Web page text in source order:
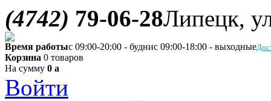
(4742) 79-06-28Липецк,
Время работыс 09:00-20:00 - буднис 09:00-18:00 - выходные
Корзина 0 товаров
На сумму 0 a
Войти